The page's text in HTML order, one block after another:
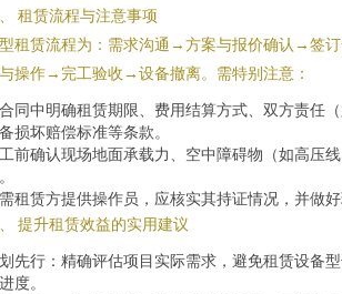
租赁流程与注意事项
租赁流程为：需求沟通→方案与报价确认→签
操作→完工验收→设备撤离。需特别注意：
同中明确租赁期限、费用结算方式、双方责任
损坏赔偿标准等条款。
前确认现场地面承载力、空中障碍物（如高压
租赁方提供操作员，应核实其持证情况，并做好
提升租赁效益的实用建议
先行：精确评估项目实际需求，避免租赁设备
度。